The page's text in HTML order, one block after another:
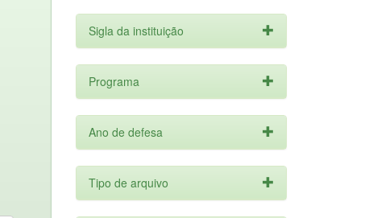
Sigla da instituição
Programa
Ano de defesa
Tipo de arquivo